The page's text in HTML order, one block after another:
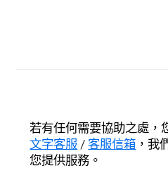
若有任何需要協助之處，
文字客服/ 客服信箱 ，我
您提供服務。